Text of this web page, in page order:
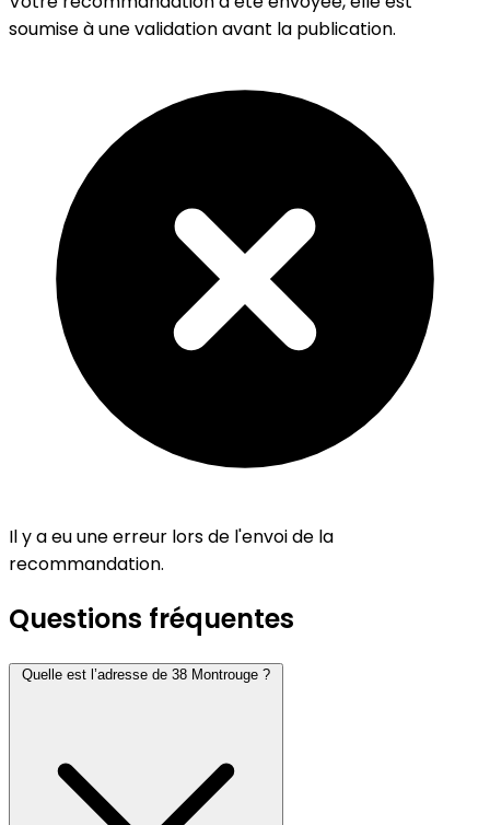
soumise à une validation avant la publication.
Il y a eu une erreur lors de l'envoi de la
recommandation.
Questions fréquentes
Quelle est l’adresse de 38 Montrouge ?